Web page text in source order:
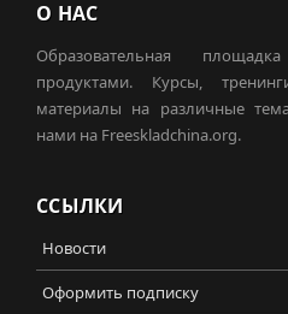
О НАС
Образовательная
продуктами. Курсы,
материалы на различные
нами на Freeskladchina.org.
ССЫЛКИ
Новости
Оформить подписку